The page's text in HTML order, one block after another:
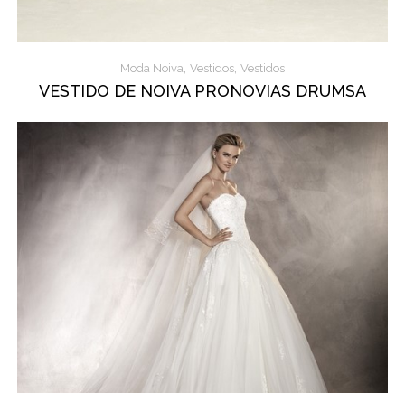
Moda Noiva, Vestidos, Vestidos
VESTIDO DE NOIVA PRONOVIAS DRUMSA